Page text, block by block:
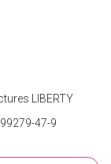
LIBERTY
47-9